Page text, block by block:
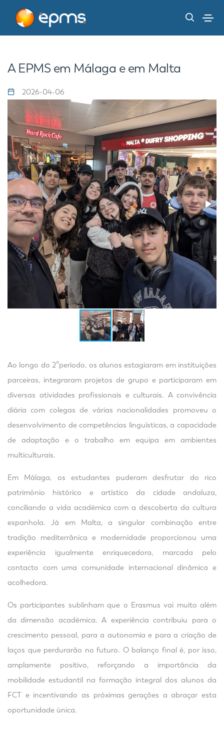
A EPMS em Málaga e em Malta
2026-04-06
Ao longo do 2ºperíodo, os alunos estagiaram em instituições
parceiras, integraram projetos de grupo e participaram em
diversas atividades profissionais e culturais. A convivência
diária com colegas de várias nacionalidades promoveu o
desenvolvimento de competências linguísticas, a capacidade
de adaptação e o trabalho em equipa em ambientes
multiculturais.
Em Málaga, os estudantes puderam desfrutar do rico
património histórico e artístico da cidade andaluza,
conciliando a vida académica com a descoberta da cultura
espanhola. Já em Malta, a singular combinação entre
tradição mediterrânica e modernidade proporcionou uma
experiência igualmente enriquecedora, marcada pelo
contacto com uma comunidade internacional dinâmica e
acolhedora.
Os participantes sublinham que o Erasmus vai muito além
da dimensão académica. A experiência contribuiu para o
crescimento pessoal, para a autonomia e para a criação de
laços que perdurarão no futuro. O balanço final é, por isso,
amplamente positivo, reforçando a importância da
mobilidade estudantil na formação integral dos alunos da
FCT e incentivando as próximas gerações a abraçar esta
oportunidade única.